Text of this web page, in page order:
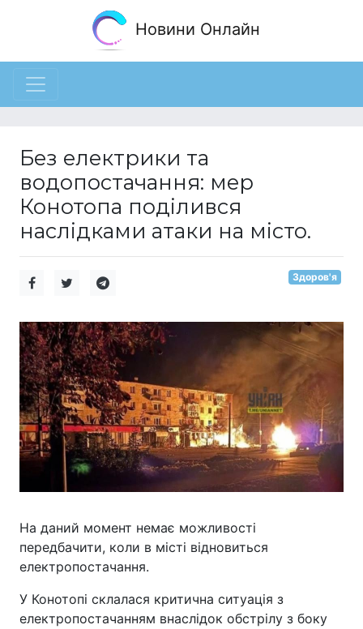
Новини Онлайн
Без електрики та
водопостачання: мер
Конотопа поділився
наслідками атаки на місто.
Здоров'я
На даний момент немає можливості
передбачити, коли в місті відновиться
електропостачання.
У Конотопі склалася критична ситуація з
електропостачанням внаслідок обстрілу з боку